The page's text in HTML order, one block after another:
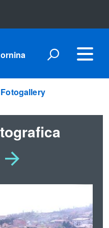
Fotogallery
Vai
alla
slide
successiva
possibile